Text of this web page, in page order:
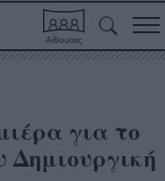
Αίθουσες
για το
Δημιουργική